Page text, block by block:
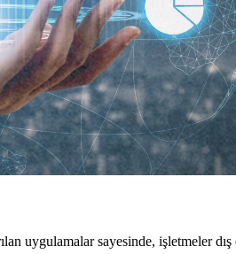
uygulamalar sayesinde, işletmeler